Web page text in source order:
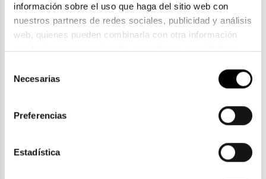
información sobre el uso que haga del sitio web con
nuestros partners de redes sociales, publicidad y análisis
web, quienes pueden combinarla con otra información
que les haya proporcionado o que hayan recopilado a
la política de privacidad en el siguiente
. Consulta
Necesarias
Preferencias
Estadística
CARRERA CA 8870